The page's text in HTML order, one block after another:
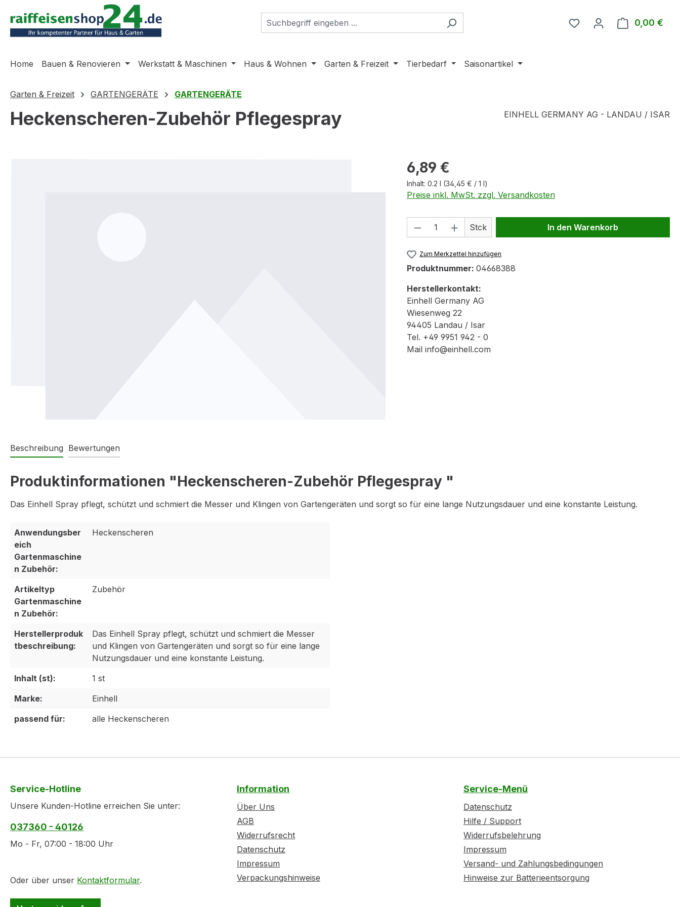
Hauptinhalt springen
Zur Suche springen
Zur Hauptnavigation springen
0,00 €
Home Bauen & Renovieren Werkstatt & Maschinen Haus & Wohnen Garten & Freizeit Tierbedarf Saisonartikel
Garten & Freizeit GARTENGERÄTE GARTENGERÄTE
Heckenscheren-Zubehör Pflegespray EINHELL GERMANY AG - LANDAU / ISAR
Regulärer Preis:
6,89 €
Inhalt: 0.2 l (34,45 € / 1 l)
Preise inkl. MwSt. zzgl. Versandkosten
Produkt Anzahl: Gib den gewünschten Wert
Stck In den Warenkorb
Zum Merkzettel hinzufügen
Produktnummer: 04668388
Herstellerkontakt:
Einhell Germany AG
Wiesenweg 22
94405 Landau / Isar
Tel. +49 9951 942 - 0
Mail info@einhell.com
Beschreibung Bewertungen
Produktinformationen "Heckenscheren-Zubehör Pflegespray "
Das Einhell Spray pflegt, schützt und schmiert die Messer und Klingen von Gartengeräten und sorgt so für eine lange Nutzungsdauer und eine konstante Leistung.
Anwendungsber
eich
Gartenmaschine
n Zubehör:
Heckenscheren
Artikeltyp
Gartenmaschine
n Zubehör:
Zubehör
Herstellerproduk
tbeschreibung:
Das Einhell Spray pflegt, schützt und schmiert die Messer
und Klingen von Gartengeräten und sorgt so für eine lange
Nutzungsdauer und eine konstante Leistung.
Inhalt (st):
1 st
Marke:
Einhell
passend für:
alle Heckenscheren
Service-Hotline
Unsere Kunden-Hotline erreichen Sie unter:
037360 - 40126
Mo - Fr, 07:00 - 18:00 Uhr
Oder über unser Kontaktformular.
Information
Über Uns
AGB
Widerrufsrecht
Datenschutz
Impressum
Verpackungshinweise
Service-Menü
Datenschutz
Hilfe / Support
Widerrufsbelehrung
Impressum
Versand- und Zahlungsbedingungen
Hinweise zur Batterieentsorgung